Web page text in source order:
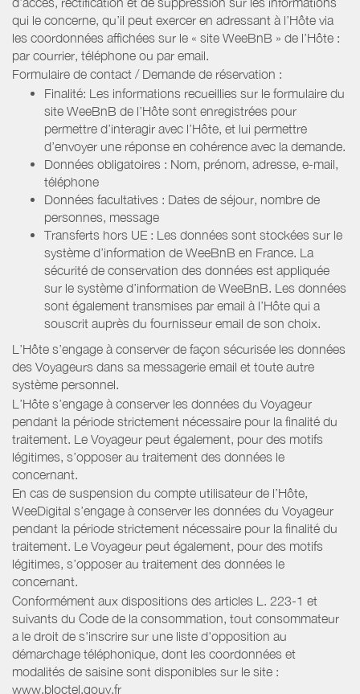
qui le concerne, qu’il peut exercer en adressant à l’Hôte via
les coordonnées affichées sur le « site WeeBnB » de l’Hôte :
par courrier, téléphone ou par email.
Formulaire de contact / Demande de réservation :
Finalité: Les informations recueillies sur le formulaire du
site WeeBnB de l’Hôte sont enregistrées pour
permettre d’interagir avec l’Hôte, et lui permettre
d’envoyer une réponse en cohérence avec la demande.
Données obligatoires : Nom, prénom, adresse, e-mail,
téléphone
Données facultatives : Dates de séjour, nombre de
personnes, message
Transferts hors UE : Les données sont stockées sur le
système d’information de WeeBnB en France. La
sécurité de conservation des données est appliquée
sur le système d’information de WeeBnB. Les données
sont également transmises par email à l’Hôte qui a
souscrit auprès du fournisseur email de son choix.
L’Hôte s’engage à conserver de façon sécurisée les données
des Voyageurs dans sa messagerie email et toute autre
système personnel.
L’Hôte s’engage à conserver les données du Voyageur
pendant la période strictement nécessaire pour la finalité du
traitement. Le Voyageur peut également, pour des motifs
légitimes, s’opposer au traitement des données le
concernant.
En cas de suspension du compte utilisateur de l’Hôte,
WeeDigital s’engage à conserver les données du Voyageur
pendant la période strictement nécessaire pour la finalité du
traitement. Le Voyageur peut également, pour des motifs
légitimes, s’opposer au traitement des données le
concernant.
Conformément aux dispositions des articles L. 223-1 et
suivants du Code de la consommation, tout consommateur
a le droit de s'inscrire sur une liste d'opposition au
démarchage téléphonique, dont les coordonnées et
modalités de saisine sont disponibles sur le site :
www.bloctel.gouv.fr